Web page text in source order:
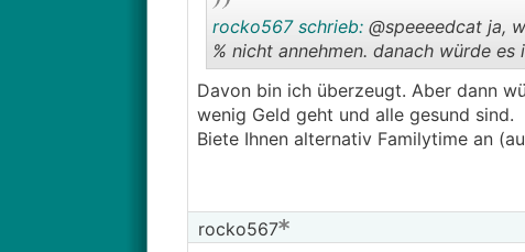
rocko567 schrieb:@speeeedcat ja,
% nicht annehmen. danach würde
Davon bin ich überzeugt. Aber dann
wenig Geld geht und alle gesund sind.
Biete Ihnen alternativ Familytime an
rocko567